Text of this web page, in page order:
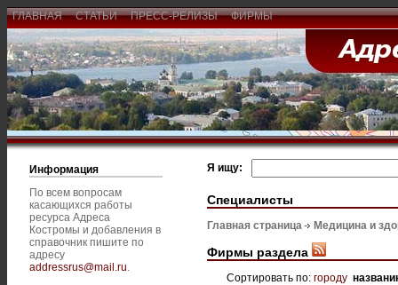
ГЛАВНАЯ СТАТЬИ ПРЕСС-РЕЛИЗЫ ФИРМЫ
Информация
По всем вопросам
касающихся работы
ресурса Адреса
Костромы и добавления в
справочник пишите по
адресу
addressrus@mail.ru.
Я ищу:
Специалисты
Главная страница Медицина и
Фирмы раздела
Сортировать по: городу